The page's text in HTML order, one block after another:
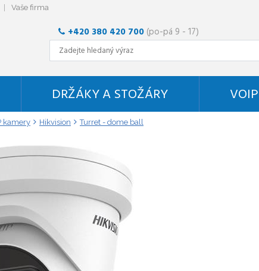
Vaše firma
+420 380 420 700 (po-pá 9 - 17)
DRŽÁKY A STOŽÁRY VOIP
kamery Hikvision Turret - dome ball